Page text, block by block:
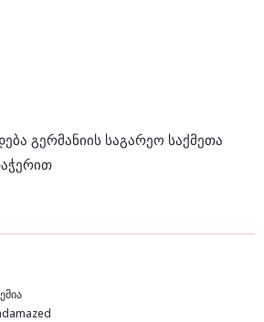
გერმანიის საგარეო საქმეთა